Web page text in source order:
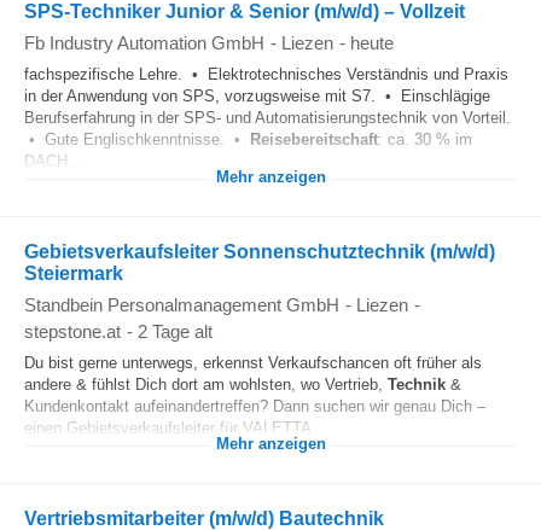
SPS-Techniker Junior & Senior (m/w/d) – Vollzeit
Fb Industry Automation GmbH - Liezen - heute
fachspezifische Lehre. • Elektrotechnisches Verständnis und Praxis
in der Anwendung von SPS, vorzugsweise mit S7. • Einschlägige
Berufserfahrung in der SPS- und Automatisierungstechnik von Vorteil.
• Gute Englischkenntnisse. • Reisebereitschaft: ca. 30 % im
DACH...
Mehr anzeigen
Gebietsverkaufsleiter Sonnenschutztechnik (m/w/d)
Steiermark
Standbein Personalmanagement GmbH - Liezen -
stepstone.at - 2 Tage alt
Du bist gerne unterwegs, erkennst Verkaufschancen oft früher als
andere & fühlst Dich dort am wohlsten, wo Vertrieb, Technik &
Kundenkontakt aufeinandertreffen? Dann suchen wir genau Dich –
einen Gebietsverkaufsleiter für VALETTA...
Mehr anzeigen
Vertriebsmitarbeiter (m/w/d) Bautechnik